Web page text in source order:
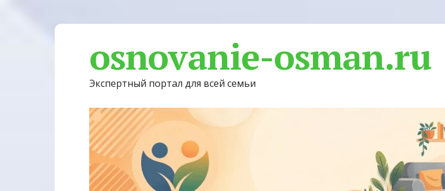
osnovanie-osman.ru
Экспертный портал для всей семьи